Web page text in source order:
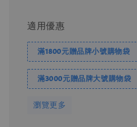
適用優惠
滿1800元贈品牌小號購物袋
滿3000元贈品牌大號購物袋
瀏覽更多